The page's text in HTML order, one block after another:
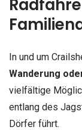
In und um
Wanderung
vielfältige
entlang des
Dörfer führt.